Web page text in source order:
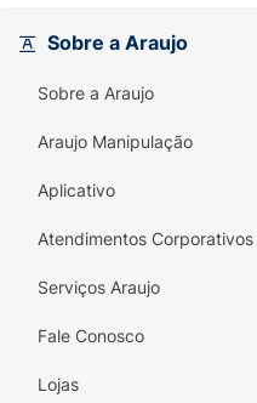
Sobre a Araujo
Sobre a Araujo
Araujo Manipulação
Aplicativo
Atendimentos
Serviços Araujo
Fale Conosco
Lojas